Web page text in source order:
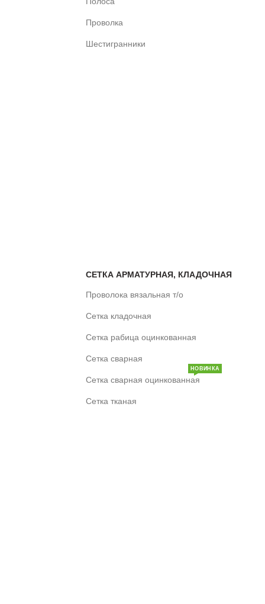
Проволка
Шестигранники
СЕТКА АРМАТУРНАЯ, КЛАДОЧНАЯ
Проволока вязальная т/о
Сетка кладочная
Сетка рабица оцинкованная
Сетка сварная
Сетка сварная оцинкованная
НОВИНКА
Сетка тканая